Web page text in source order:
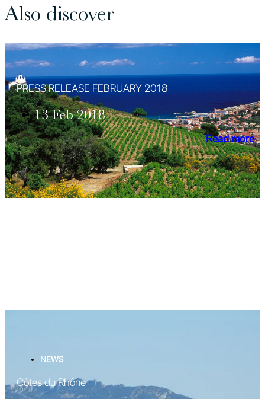
Also discover
PRESS RELEASE FEBRUARY 2018
13 Feb 2018
Read more
NEWS
Côtes du Rhône